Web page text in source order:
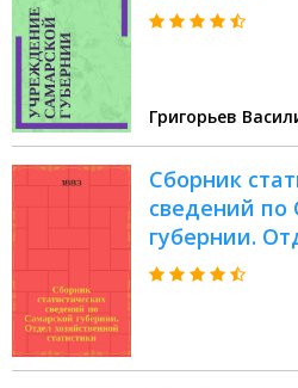
Григорьев
Сборник
сведений по
губернии.
статистики :